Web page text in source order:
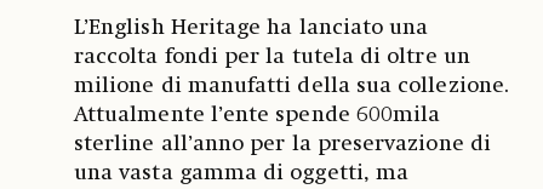
L’English Heritage ha lanciato una
raccolta fondi per la tutela di oltre un
milione di manufatti della sua collezione.
Attualmente l’ente spende 600mila
sterline all’anno per la preservazione di
una vasta gamma di oggetti, ma